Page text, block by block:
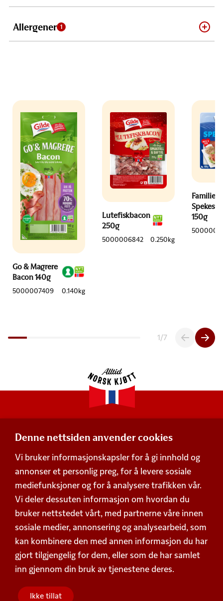
Denne nettsiden anvender cookies
Vi bruker informasjonskapsler for å gi innhold og
annonser et personlig preg, for å levere sosiale
mediefunksjoner og for å analysere trafikken vår.
Vi deler dessuten informasjon om hvordan du
bruker nettstedet vårt, med partnerne våre innen
sosiale medier, annonsering og analysearbeid, som
kan kombinere den med annen informasjon du har
gjort tilgjengelig for dem, eller som de har samlet
inn gjennom din bruk av tjenestene deres.
Ikke tillat
Allergener 1
Go & Magrere
Bacon 140g
5000007409 0.140kg
Lutefiskbacon
250g
5000006842 0.250kg
Familiens
150g
1/7
Postboks 360,
Økern, 0513 Oslo
Besøksadresse
Schweigaards gate 15, 0191 Oslo
Org. nummer 938 752 648
Personvern
Beskrivelse av våre vilkår
Kontakt
Kontaktskjema
Sentralbord